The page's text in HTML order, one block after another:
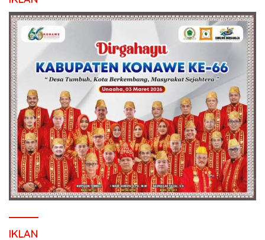
IKLAN